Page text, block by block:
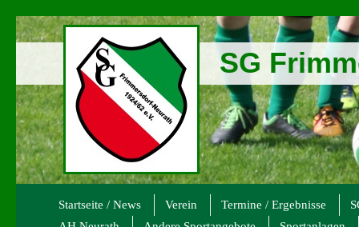
SG
Startseite / News Verein Termine / Ergebnisse